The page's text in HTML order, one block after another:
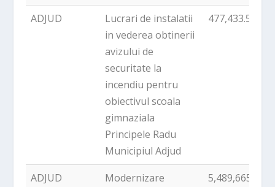
ADJUD
Lucrari de instalatii
in vederea obtinerii
avizului de
securitate la
incendiu pentru
obiectivul scoala
gimnaziala
Principele Radu
Municipiul Adjud
477,433.59
ADJUD
Modernizare
5,489,665.16